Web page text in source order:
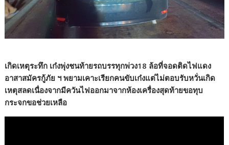
เกิดเหตุระทึก เก๋งพุ่งชนท้ายรถบรรทุกพ่วง18 ล้อที่จอดติดไฟแดง
อาสาสมัครกู้ภัย ฯ พยามเคาะเรียกคนขับเก๋งแต่ไม่ตอบรับหวั่นเกิด
เหตุสลดเนื่องจากมีควันไฟออกมาจากห้องเครื่องสุดท้ายขอทุบ
กระจกขอช่วยเหลือ